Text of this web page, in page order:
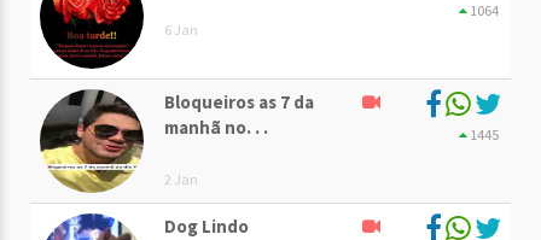
6 Jan
1064
Bloqueiros as 7 da
manhã no. . .
2 Jan
1445
Dog Lindo